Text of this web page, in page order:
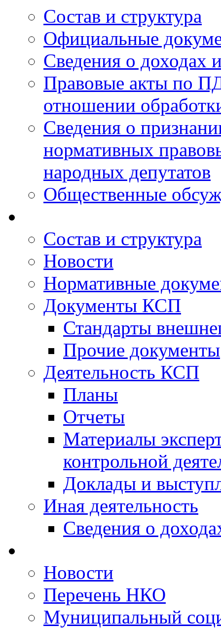
Состав и структура
Официальные
Сведения о доходах
Правовые акты по
отношении
Сведения о
нормативных
народных депутатов
Общественные
Состав и структура
Новости
Нормативные
Документы КСП
Стандарты
Прочие документы
Деятельность КСП
Планы
Отчеты
Материалы
контрольной
Доклады и
Иная деятельность
Сведения о
Новости
Перечень НКО
Муниципальный